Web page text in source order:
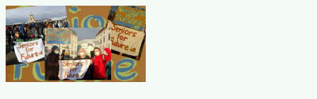
Zum
Inhalt
springen